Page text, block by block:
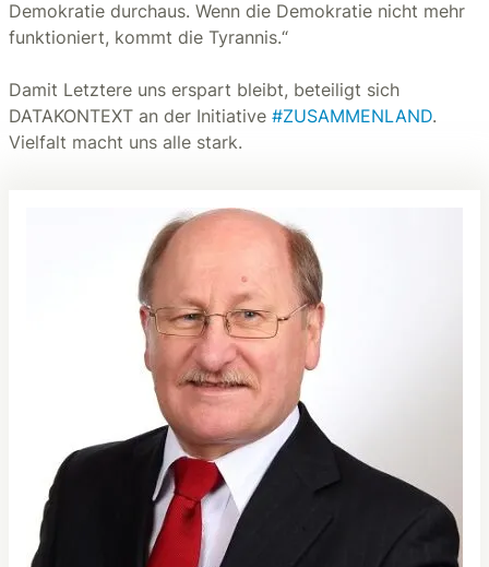
Demokratie durchaus. Wenn die Demokratie nicht mehr
funktioniert, kommt die Tyrannis.“
Damit Letztere uns erspart bleibt, beteiligt sich
DATAKONTEXT an der Initiative #ZUSAMMENLAND.
Vielfalt macht uns alle stark.